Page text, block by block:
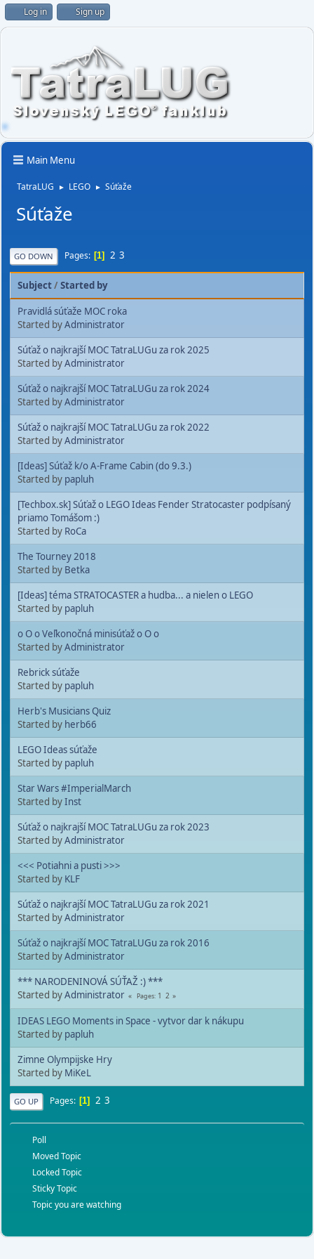
Log in Sign up
Main Menu
TatraLUG ► LEGO ► Súťaže
Súťaže
GO DOWN Pages 1 2 3
Subject/Started by
Pravidlá súťaže MOC roka
Started byAdministrator
Súťaž o najkrajší MOC TatraLUGu za rok 2025
Started byAdministrator
Súťaž o najkrajší MOC TatraLUGu za rok 2024
Started byAdministrator
Súťaž o najkrajší MOC TatraLUGu za rok 2022
Started byAdministrator
[Ideas] Súťaž k/o A-Frame Cabin (do 9.3.)
Started by papluh
[Techbox.sk] Súťaž o LEGO Ideas Fender Stratocaster podpísaný
priamo Tomášom :)
Started by RoCa
The Tourney 2018
Started by Betka
[Ideas] téma STRATOCASTER a hudba... a nielen o LEGO
Started by papluh
o O o Veľkonočná minisúťaž o O o
Started byAdministrator
Rebrick súťaže
Started by papluh
Herb's Musicians Quiz
Started by herb66
LEGO Ideas súťaže
Started by papluh
Star Wars #ImperialMarch
Started byInst
Súťaž o najkrajší MOC TatraLUGu za rok 2023
Started byAdministrator
<<< Potiahni a pusti >>>
Started by KLF
Súťaž o najkrajší MOC TatraLUGu za rok 2021
Started byAdministrator
Súťaž o najkrajší MOC TatraLUGu za rok 2016
Started byAdministrator
*** NARODENINOVÁ SÚŤAŽ :) ***
Started byAdministrator Pages 1 2
IDEAS LEGO Moments in Space - vytvor dar k nákupu
Started by papluh
Zimne Olympijske Hry
Started by MiKeL
GO UP Pages 1 2 3
Poll
Moved Topic
Locked Topic
Sticky Topic
Topic you are watching